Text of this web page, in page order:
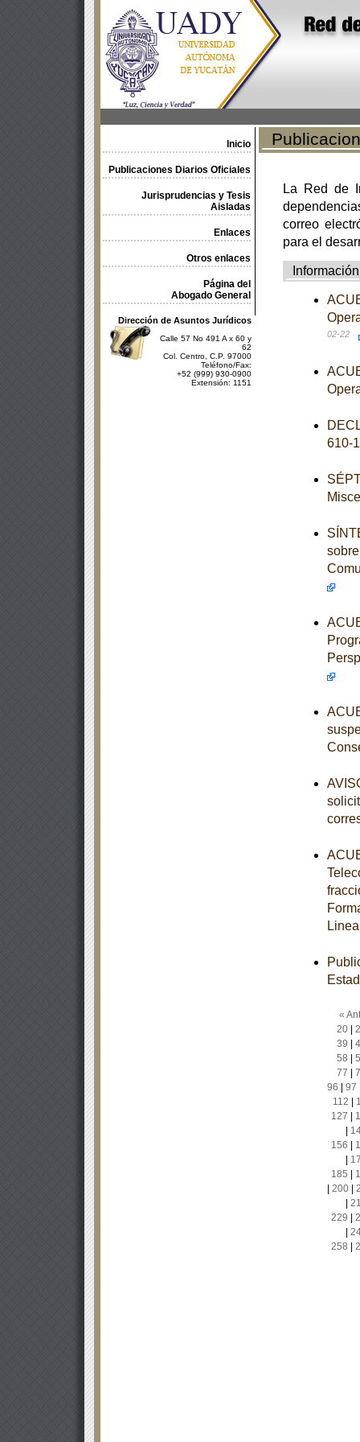
Inicio
Publicaciones Diarios Oficiales
Jurisprudencias y Tesis
Aisladas
Enlaces
Otros enlaces
Página del
Abogado General
Dirección de Asuntos Jurídicos
Calle 57 No 491 A x 60 y
62
Col. Centro, C.P. 97000
Teléfono/Fax:
+52 (999) 930-0900
Extensión: 1151
La Red de
correo
para el
Información
02-22
610-
«
20|
39
58
77
96
97
112
127
156
185
200|
229
258